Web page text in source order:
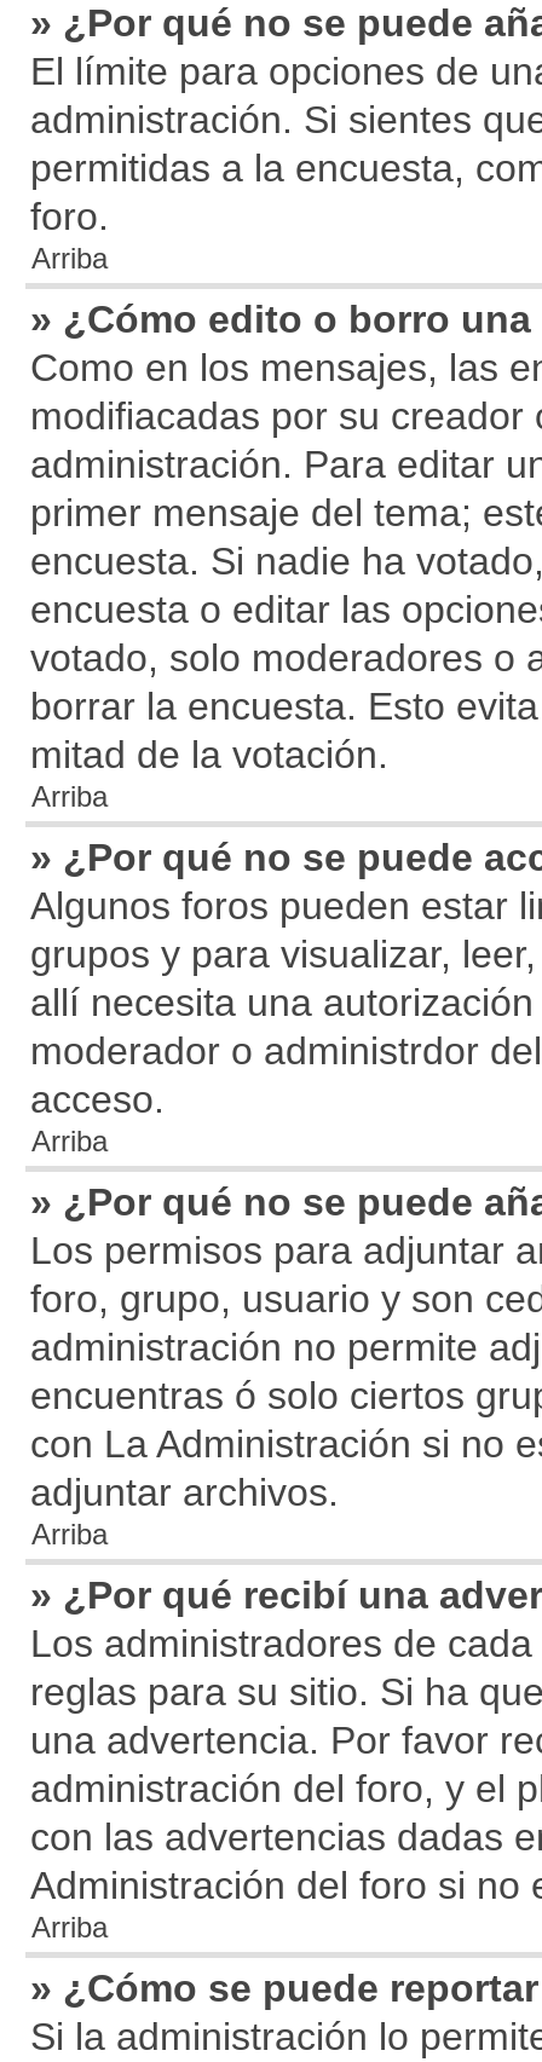
» ¿Por qué no se puede
El límite para opciones de
administración. Si sientes
permitidas a la encuesta,
foro.
Arriba
» ¿Cómo edito o borro
Como en los mensajes, las
modifiacadas por su
administración. Para editar
primer mensaje del tema;
encuesta. Si nadie ha
encuesta o editar las
votado, solo moderadores o
borrar la encuesta. Esto
mitad de la votación.
Arriba
» ¿Por qué no se puede
Algunos foros pueden estar
grupos y para visualizar,
allí necesita una
moderador o administrdor
acceso.
Arriba
» ¿Por qué no se puede
Los permisos para adjuntar
foro, grupo, usuario y son
administración no permite
encuentras ó solo ciertos
con La Administración si no
adjuntar archivos.
Arriba
» ¿Por qué recibí una
Los administradores de
reglas para su sitio. Si ha
una advertencia. Por favor
administración del foro, y el
con las advertencias dadas
Administración del foro si no
Arriba
» ¿Cómo se puede
Si la administración lo